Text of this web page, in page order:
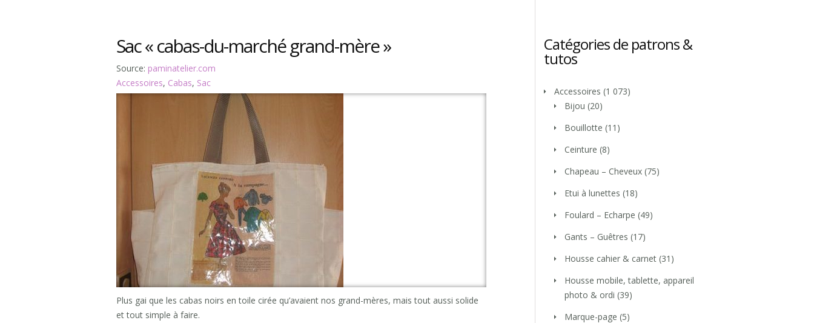
Sac « cabas-du-marché grand-mère »
Source: paminatelier.com
Accessoires, Cabas, Sac
Plus gai que les cabas noirs en toile cirée qu’avaient nos grand-mères, mais tout aussi solide
et tout simple à faire.
Catégories de patrons &
tutos
Accessoires (1 073)
Bijou (20)
Bouillotte (11)
Ceinture (8)
Chapeau – Cheveux (75)
Etui à lunettes (18)
Foulard – Echarpe (49)
Gants – Guêtres (17)
Housse cahier & carnet (31)
Housse mobile, tablette, appareil
photo & ordi (39)
Marque-page (5)